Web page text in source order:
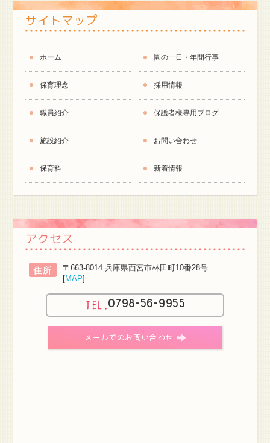
サイトマップ
ホーム
保育理念
職員紹介
施設紹介
保育料
園の一日・年間行事
採用情報
保護者様専用ブログ
お問い合わせ
新着情報
アクセス
住所
〒663-8014 兵庫県西宮市林田町10番28号
[MAP]
0798-56-9955
メールでのお問い合わせ